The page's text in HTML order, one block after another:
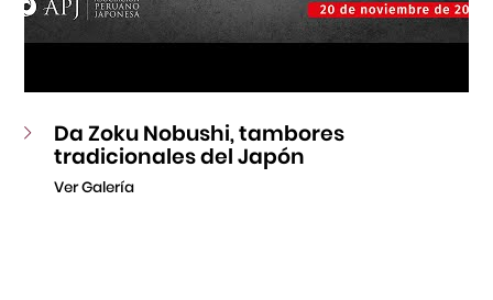
Da Zoku Nobushi, tambores
tradicionales del Japón
Ver Galería